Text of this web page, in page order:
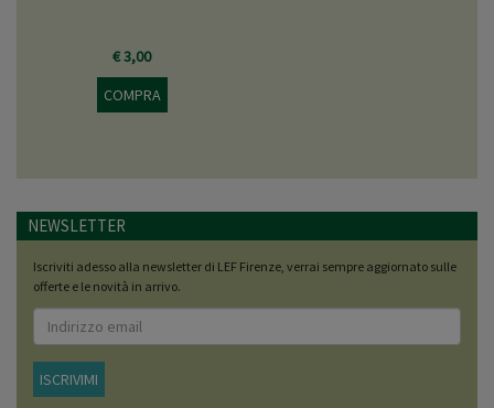
€ 3,00
COMPRA
NEWSLETTER
Iscriviti adesso alla newsletter di LEF Firenze, verrai sempre aggiornato sulle
offerte e le novità in arrivo.
ISCRIVIMI